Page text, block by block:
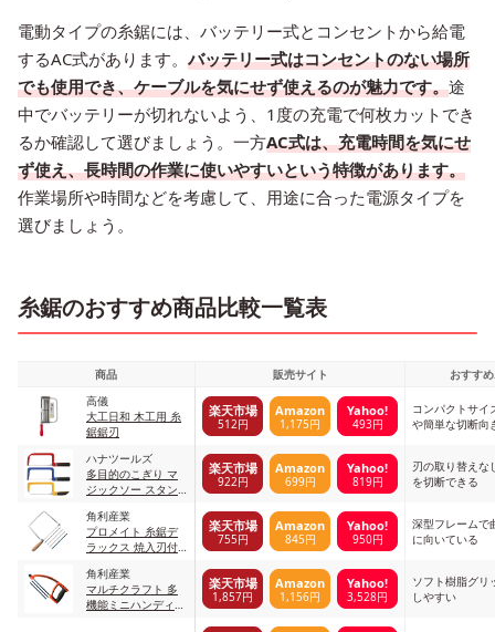
電動タイプの糸鋸には、バッテリー式とコンセントから給電
するAC式があります。 バッテリー式はコンセントのない場所
でも使用でき、ケーブルを気にせず使えるのが魅力です。途
中でバッテリーが切れないよう、1度の充電で何枚カットでき
るか確認して選びましょう。一方AC式は、充電時間を気にせ
ず使え、長時間の作業に使いやすいという特徴があります。
作業場所や時間などを考慮して、用途に合った電源タイプを
選びましょう。
糸鋸のおすすめ商品比較一覧表
商品 販売サイト
おすす
高儀
大工日和 木工用 糸
鋸鋸刃
楽天市場
512円
Amazon
1,175円
Yahoo!
493円
コンパクトサイ
や簡単な切断向
ハナツールズ
多目的のこぎり マ
ジックソー スタン
楽天市場
922円
Amazon
699円
Yahoo!
819円
刃の取り替えな
を切断できる
角利産業
プロメイト 糸鋸デ
ラックス 焼入刃付
楽天市場
755円
Amazon
845円
Yahoo!
950円
深型フレームで
に向いている
角利産業
マルチクラフト 多
機能ミニハンディソ
楽天市場
1,857円
Amazon
1,156円
Yahoo!
3,528円
ソフト樹脂グリ
しやすい